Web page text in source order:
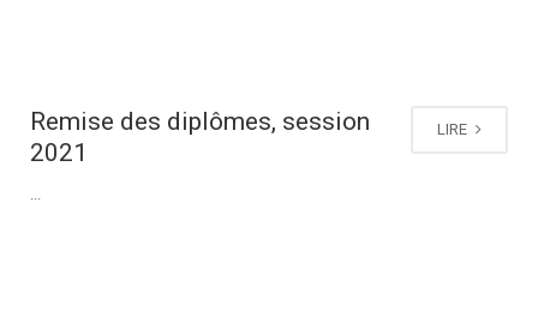
LIRE
Remise des diplômes, session
2021
...